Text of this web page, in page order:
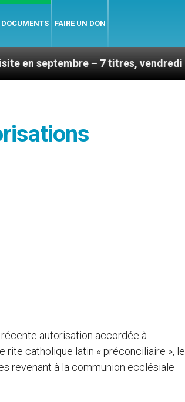
DOCUMENTS FAIRE UN DON
– 7 titres, vendredi 7 août 2026
autorisation accordée à
rite catholique latin « préconciliaire », le
revenant à la communion ecclésiale